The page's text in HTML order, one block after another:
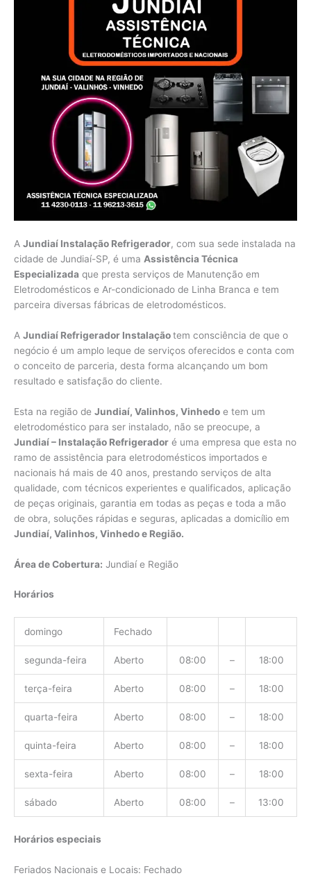
A Jundiaí Instalação Refrigerador, com sua sede instalada na
cidade de Jundiaí-SP, é uma Assistência Técnica
Especializada que presta serviços de Manutenção em
Eletrodomésticos e Ar-condicionado de Linha Branca e tem
parceira diversas fábricas de eletrodomésticos.
A Jundiaí Refrigerador Instalaçãotem consciência de que o
negócio é um amplo leque de serviços oferecidos e conta com
o conceito de parceria, desta forma alcançando um bom
resultado e satisfação do cliente.
Esta na região de Jundiaí, Valinhos, Vinhedo e tem um
eletrodoméstico para ser instalado, não se preocupe, a
Jundiaí – Instalação Refrigerador é uma empresa que esta no
ramo de assistência para eletrodomésticos importados e
nacionais há mais de 40 anos, prestando serviços de alta
qualidade, com técnicos experientes e qualificados, aplicação
de peças originais, garantia em todas as peças e toda a mão
de obra, soluções rápidas e seguras, aplicadas a domicílio em
Jundiaí, Valinhos, Vinhedo e Região.
Área de Cobertura: Jundiaí e Região
Horários
domingo Fechado
segunda-feira Aberto 08:00 – 18:00
terça-feira Aberto 08:00 – 18:00
quarta-feira Aberto 08:00 – 18:00
quinta-feira Aberto 08:00 – 18:00
sexta-feira Aberto 08:00 – 18:00
sábado Aberto 08:00 – 13:00
Horários especiais
Feriados Nacionais e Locais: Fechado